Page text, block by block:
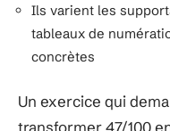
Ils varient les
tableaux de
concrètes
Un exercice qui
transformer 47/100